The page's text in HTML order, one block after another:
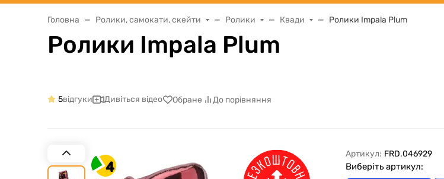
Головна Ролики, самокати, скейти Ролики Квади Ролики Impala Plum
Ролики Impala Plum
5відгуки Дивіться відео Обране До порівняння
4
Артикул: FRD.046929
Виберіть артикул: